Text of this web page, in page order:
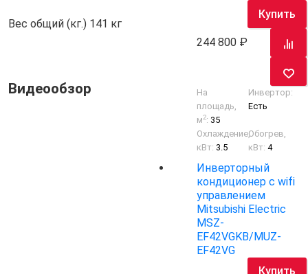
Вес общий (кг.) 141 кг
Видеообзор
244 800
Купить
На
площадь,
м2: 35
Инвертор:
Есть
Охлаждение,
кВт: 3.5
Обогрев,
кВт:4
Инверторный
кондиционер с wifi
управлением
Mitsubishi Electric
MSZ-
EF42VGKB/MUZ-
EF42VG
Купить